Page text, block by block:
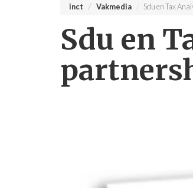
inct Vakmedia Sdu en Tax
Sdu en